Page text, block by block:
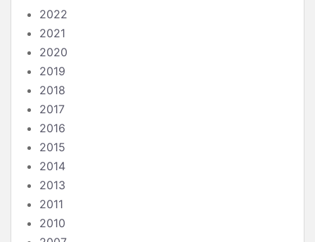
2022
2021
2020
2019
2018
2017
2016
2015
2014
2013
2011
2010